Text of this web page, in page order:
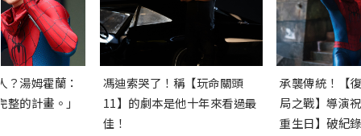
？湯姆霍蘭：
的計畫。」
馮迪索哭了！稱【玩命關頭
11】的劇本是他十年來看過最
佳！
承襲傳統！【
局之戰】導演
重生日】破紀